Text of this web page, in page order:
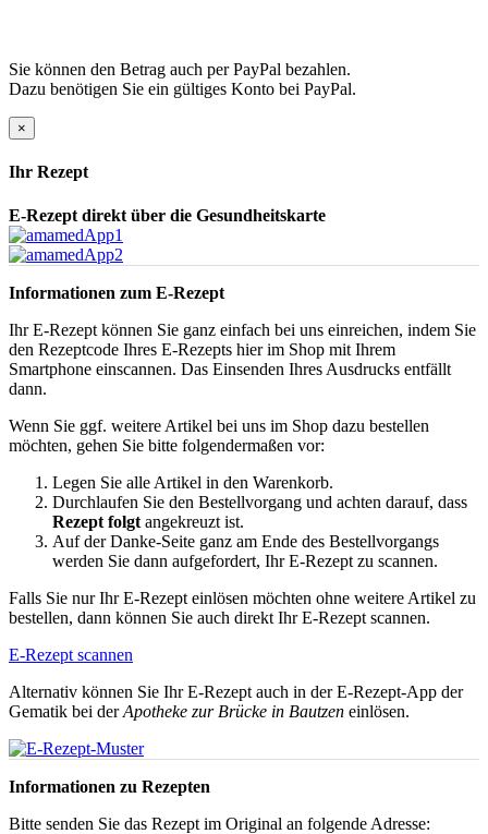
Sie können den Betrag auch per PayPal bezahlen.
Dazu benötigen Sie ein gültiges Konto bei PayPal.
×
Ihr Rezept
E-Rezept direkt über die Gesundheitskarte
Informationen zum E-Rezept
Ihr E-Rezept können Sie ganz einfach bei uns einreichen, indem Sie
den Rezeptcode Ihres E-Rezepts hier im Shop mit Ihrem
Smartphone einscannen. Das Einsenden Ihres Ausdrucks entfällt
dann.
Wenn Sie ggf. weitere Artikel bei uns im Shop dazu bestellen
möchten, gehen Sie bitte folgendermaßen vor:
Legen Sie alle Artikel in den Warenkorb.
Durchlaufen Sie den Bestellvorgang und achten darauf, dass
Rezept folgt angekreuzt ist.
Auf der Danke-Seite ganz am Ende des Bestellvorgangs
werden Sie dann aufgefordert, Ihr E-Rezept zu scannen.
Falls Sie nur Ihr E-Rezept einlösen möchten ohne weitere Artikel zu
bestellen, dann können Sie auch direkt Ihr E-Rezept scannen.
E-Rezept scannen
Alternativ können Sie Ihr E-Rezept auch in der E-Rezept-App der
Gematik bei derApotheke zur Brücke in Bautzen einlösen.
Informationen zu Rezepten
Bitte senden Sie das Rezept im Original an folgende Adresse: